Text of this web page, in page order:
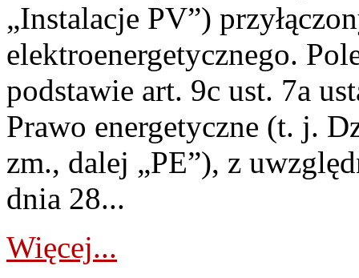
„Instalacje PV”)
elektroenergetycznego.
podstawie art. 9c ust. 7a
Prawo energetyczne (t. j.
zm., dalej „PE”), z
dnia 28...
Więcej...